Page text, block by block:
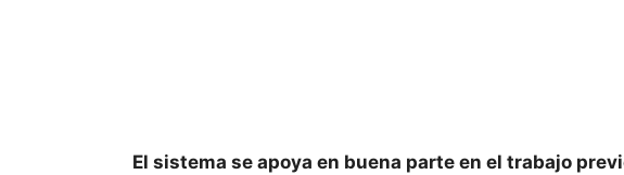
El sistema se apoya en buena parte en el trabajo